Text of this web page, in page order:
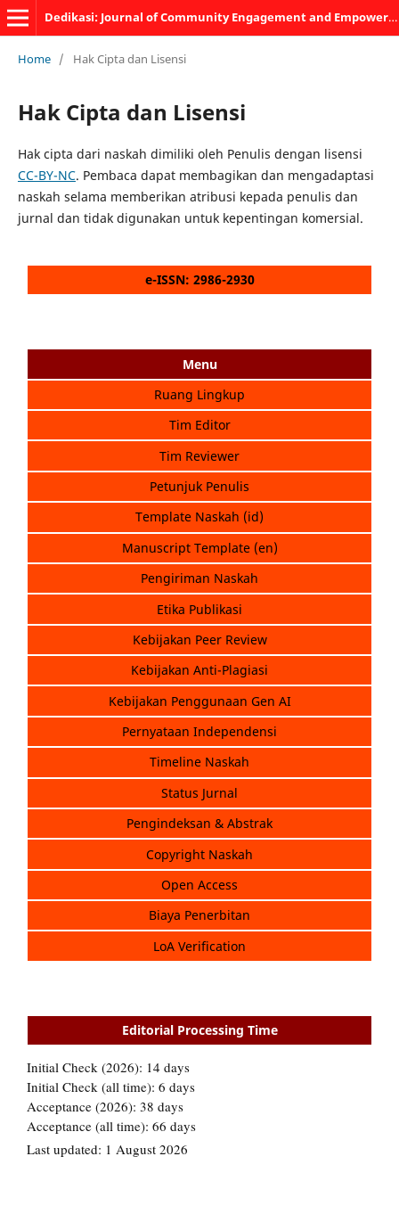
Dedikasi: Journal of Community Engagement and Empowerment
Home / Hak Cipta dan Lisensi
Hak Cipta dan Lisensi
Hak cipta dari naskah dimiliki oleh Penulis dengan lisensi
CC-BY-NC. Pembaca dapat membagikan dan mengadaptasi
naskah selama memberikan atribusi kepada penulis dan
jurnal dan tidak digunakan untuk kepentingan komersial.
e-ISSN: 2986-2930
Menu
Ruang Lingkup
Tim Editor
Tim Reviewer
Petunjuk Penulis
Template Naskah (id)
Manuscript Template (en)
Pengiriman Naskah
Etika Publikasi
Kebijakan Peer Review
Kebijakan Anti-Plagiasi
Kebijakan Penggunaan Gen AI
Pernyataan Independensi
Timeline Naskah
Status Jurnal
Pengindeksan & Abstrak
Copyright Naskah
Open Access
Biaya Penerbitan
LoA Verification
Editorial Processing Time